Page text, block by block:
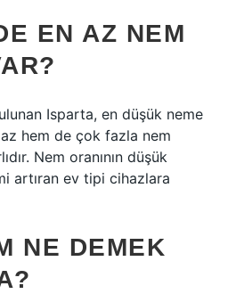
EN AZ NEM
Isparta, en düşük neme
hem de çok fazla nem
Nem oranının düşük
artıran ev tipi cihazlara
NE DEMEK